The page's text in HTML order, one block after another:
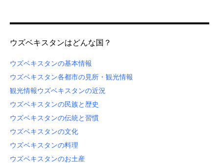
ウズベキスタンはどんな国？
ウズベキスタンの基本情報
ウズベキスタン各都市の見所・観光情報
観光情報ウズベキスタンの近況
ウズベキスタンの民族と歴史
ウズベキスタンの伝統と習慣
ウズベキスタンの文化
ウズベキスタンの料理
ウズベキスタンのお土産